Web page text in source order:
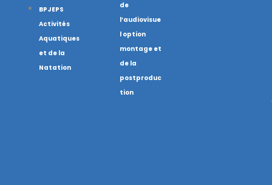
BPJEPS
Activités
Aquatiques
et de la
Natation
de
l’audiovisue
l option
montage et
de la
postproduc
tion